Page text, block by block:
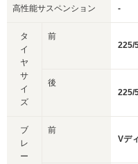
高性能サスペンション -
タ
イ
ヤ
サ
イ
ズ
前
225/
後
225/
ブ
レ
ー
前
Vデ